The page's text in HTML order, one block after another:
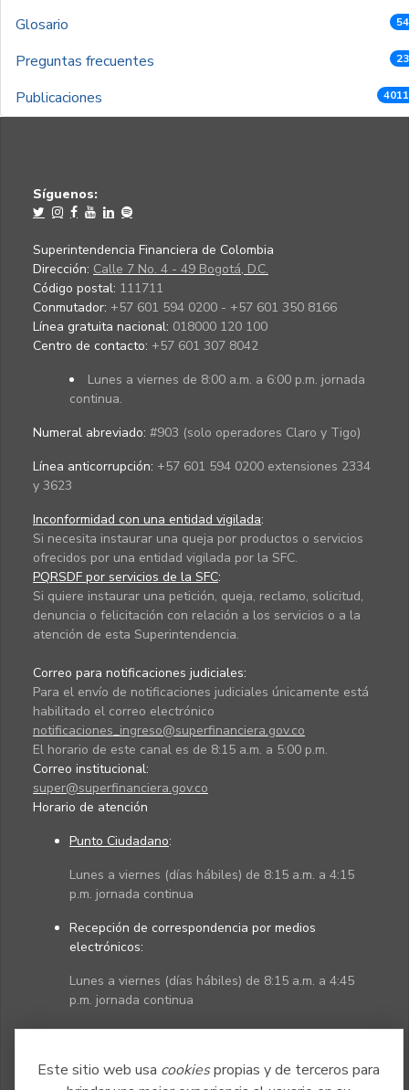
Este sitio web usa cookiespropias y de terceros para
Glosario
Preguntas frecuentes
Publicaciones
Síguenos:
Superintendencia Financiera de Colombia
Dirección: Calle 7 No. 4 - 49 Bogotá, D.C.
Código postal: 111711
Conmutador: +57 601 594 0200 - +57 601 350 8166
Línea gratuita nacional: 018000 120 100
Centro de contacto: +57 601 307 8042
Lunes a viernes de 8:00 a.m. a 6:00 p.m. jornada
continua.
Numeral abreviado: #903 (solo operadores Claro y Tigo)
Línea anticorrupción: +57 601 594 0200 extensiones 2334
y 3623
Inconformidad con una entidad vigilada:
Si necesita instaurar una queja por productos o servicios
ofrecidos por una entidad vigilada por la SFC.
PQRSDF por servicios de la SFC:
Si quiere instaurar una petición, queja, reclamo, solicitud,
denuncia o felicitación con relación a los servicios o a la
atención de esta Superintendencia.
Correo para notificaciones judiciales:
Para el envío de notificaciones judiciales únicamente está
habilitado el correo electrónico
notificaciones_ingreso@superfinanciera.gov.co
El horario de este canal es de 8:15 a.m. a 5:00 p.m.
Correo institucional:
super@superfinanciera.gov.co
Horario de atención
Punto Ciudadano:
Lunes a viernes (días hábiles) de 8:15 a.m. a 4:15
p.m. jornada continua
Recepción de correspondencia por medios
electrónicos:
Lunes a viernes (días hábiles) de 8:15 a.m. a 4:45
p.m. jornada continua